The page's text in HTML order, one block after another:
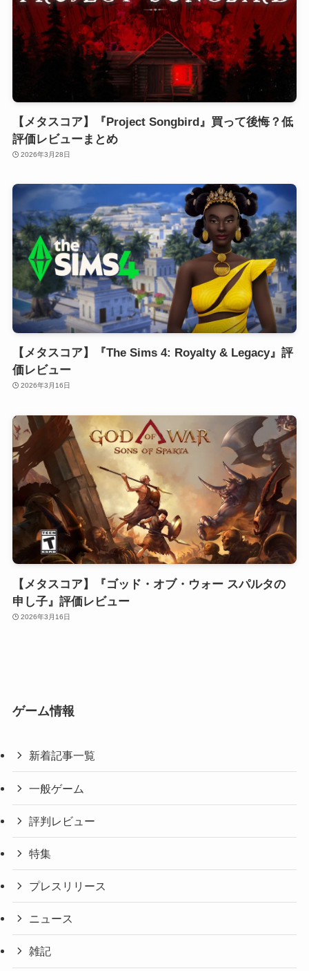
【メタスコア】『Project Songbird』買って後悔？低
評価レビューまとめ
2026年3月28日
【メタスコア】『The Sims 4: Royalty & Legacy』評
価レビュー
2026年3月16日
【メタスコア】『ゴッド・オブ・ウォー スパルタの
申し子』評価レビュー
2026年3月16日
ゲーム情報
新着記事一覧
一般ゲーム
評判レビュー
特集
プレスリリース
ニュース
雑記